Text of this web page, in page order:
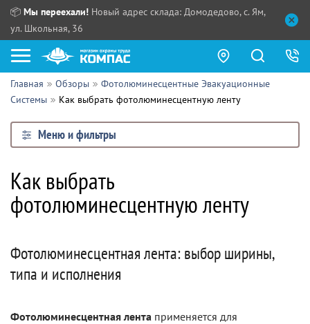
📦 Мы переехали! Новый адрес склада: Домодедово, с. Ям,
ул. Школьная, 36
Как купить?
Прайс-листы
Сотрудничество
Партнерам
Поставщикам
Обзоры
Контакты
ПТ:
Выдача продукции:
Главная Обзоры
Фотолюминесцентные Эвакуационные
Системы
Как выбрать фотолюминесцентную ленту
Меню и фильтры
Как выбрать
фотолюминесцентную ленту
Фотолюминесцентная лента: выбор ширины,
типа и исполнения
Фотолюминесцентная лента применяется для